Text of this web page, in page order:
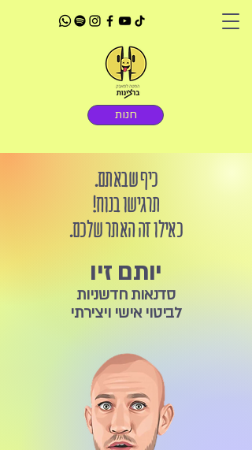
חנות
כיף שבאתם.
תרגישו בנוח!
כאילו זה האתר שלכם.
יותם זיו
סדנאות חדשניות
לביטוי אישי ויצירתי